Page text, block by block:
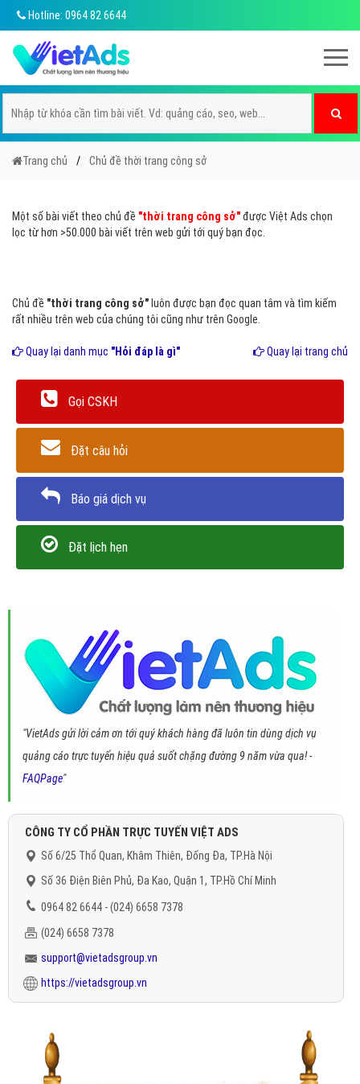
Hotline: 0964 82 6644
Trang chủ Chủ đề thời trang công sở
Một số bài viết theo chủ đề "thời trang công sở"được Việt Ads chọn
lọc từ hơn >50.000 bài viết trên web gửi tới quý bạn đọc.
Chủ đề "thời trang công sở" luôn được bạn đọc quan tâm và tìm kiếm
rất nhiều trên web của chúng tôi cũng như trên Google.
Quay lại danh mục "Hỏi đáp là gì" Quay lại trang chủ
Gọi CSKH
Đặt câu hỏi
Báo giá dịch vụ
Đặt lịch hẹn
"VietAds gửi lời cảm ơn tới quý khách hàng đã luôn tin dùng dịch vụ
quảng cáo trực tuyến hiệu quả suốt chặng đường 9 năm vừa qua! -
FAQPage"
CÔNG TY CỔ PHẦN TRỰC TUYẾN VIỆT ADS
Số 6/25 Thổ Quan, Khâm Thiên, Đống Đa, TP.Hà Nội
Số 36 Điện Biên Phủ, Đa Kao, Quận 1, TP.Hồ Chí Minh
0964 82 6644 - (024) 6658 7378
(024) 6658 7378
support@vietadsgroup.vn
https://vietadsgroup.vn